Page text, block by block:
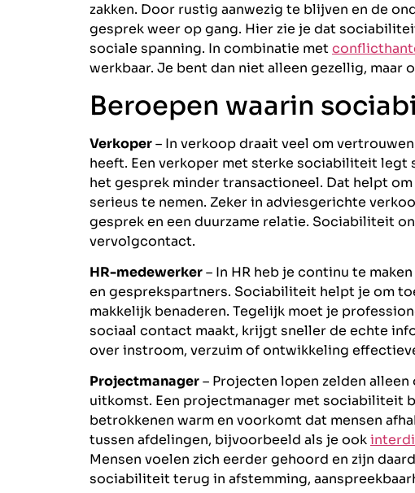
zakken. Door rustig aanwezig te blijven en de
gesprek weer op gang. Hier zie je dat
sociale spanning. In combinatie met
werkbaar. Je bent dan niet alleen gezellig, maar
Beroepen waarin
Verkoper– In verkoop draait veel om
heeft. Een verkoper met sterke sociabiliteit
het gesprek minder transactioneel. Dat helpt
serieus te nemen. Zeker in adviesgerichte
gesprek en een duurzame relatie. Sociabiliteit
vervolgcontact.
HR-medewerker– In HR heb je continu te
en gesprekspartners. Sociabiliteit helpt je om
makkelijk benaderen. Tegelijk moet je
sociaal contact maakt, krijgt sneller de echte
over instroom, verzuim of ontwikkeling
Projectmanager– Projecten lopen zelden
uitkomst. Een projectmanager met sociabiliteit
betrokkenen warm en voorkomt dat mensen
tussen afdelingen, bijvoorbeeld als je ook
Mensen voelen zich eerder gehoord en zijn
sociabiliteit terug in afstemming,